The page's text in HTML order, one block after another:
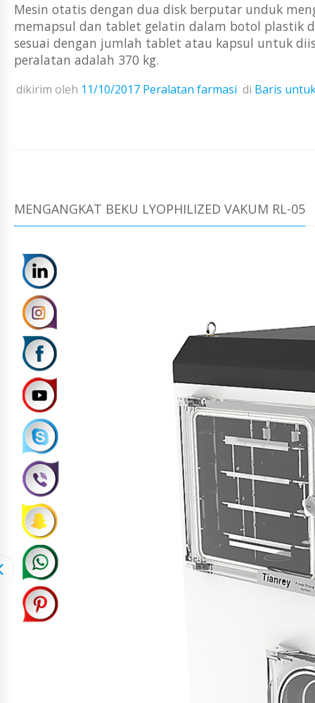
Mesin otatis dengan dua disk berputar unduk
memapsul dan tablet gelatin dalam botol plastik
sesuai dengan jumlah tablet atau kapsul untuk
peralatan adalah 370 kg.
dikirim oleh 11/10/2017 Peralatan farmasi di Baris
MENGANGKAT BEKU LYOPHILIZED VAKUM RL-05